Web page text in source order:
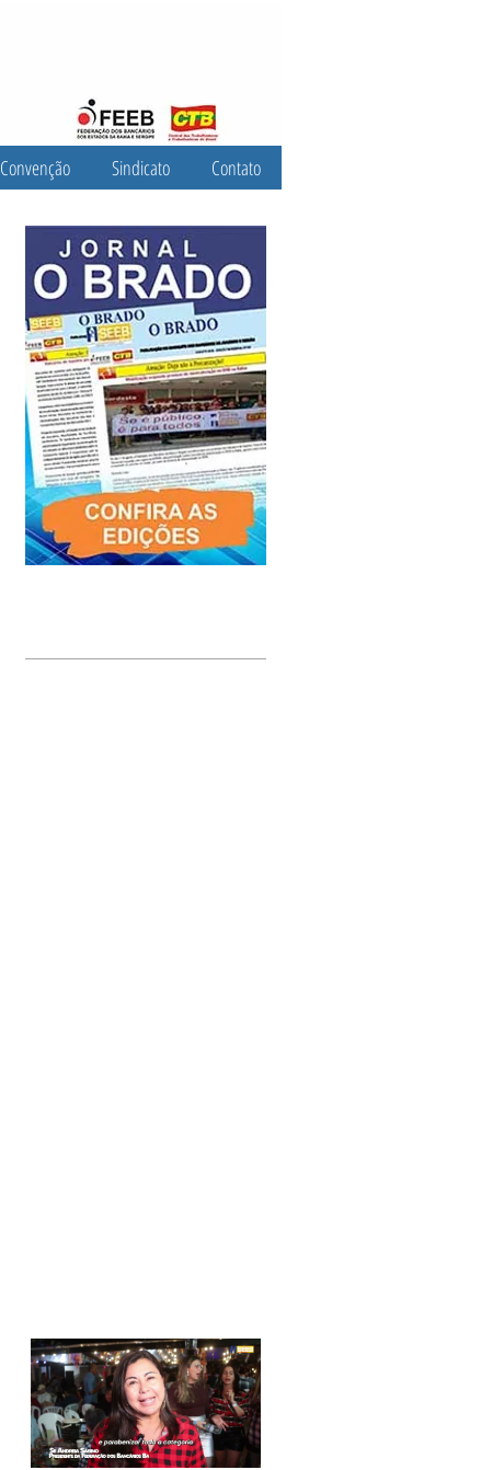
Convenção Sindicato Contato